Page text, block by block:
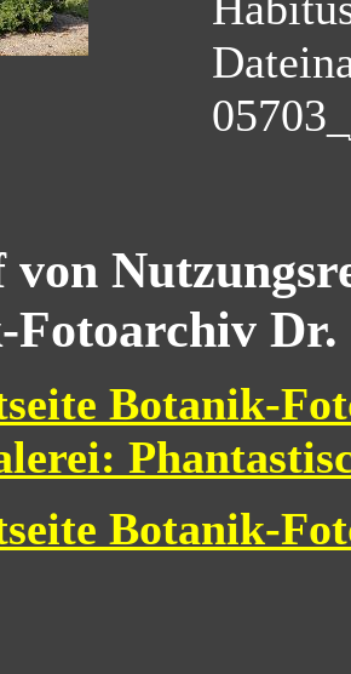
Dr.
Botanik-
Botanik-